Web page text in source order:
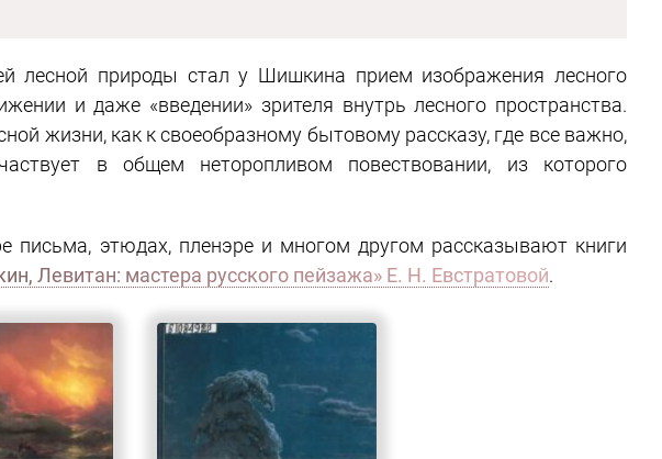
лесной природы стал у Шишкина прием изображения лесного
и даже «введении» зрителя внутрь лесного пространства.
жизни, как к своеобразному бытовому рассказу, где все важно,
в общем неторопливом повествовании, из которого
письма, этюдах, пленэре и многом другом рассказывают книги
Левитан: мастера русского пейзажа» Е. Н. Евстратовой.